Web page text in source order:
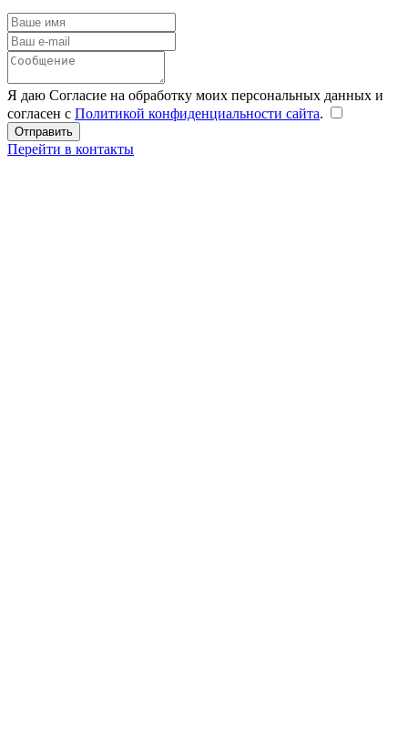
Я даю Согласие на обработку моих персональных данных и
согласен с Политикой конфиденциальности сайта.
Перейти в контакты